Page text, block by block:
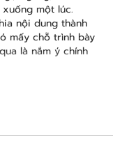
một lúc.
nội dung thành
mấy chỗ trình bày
là nắm ý chính